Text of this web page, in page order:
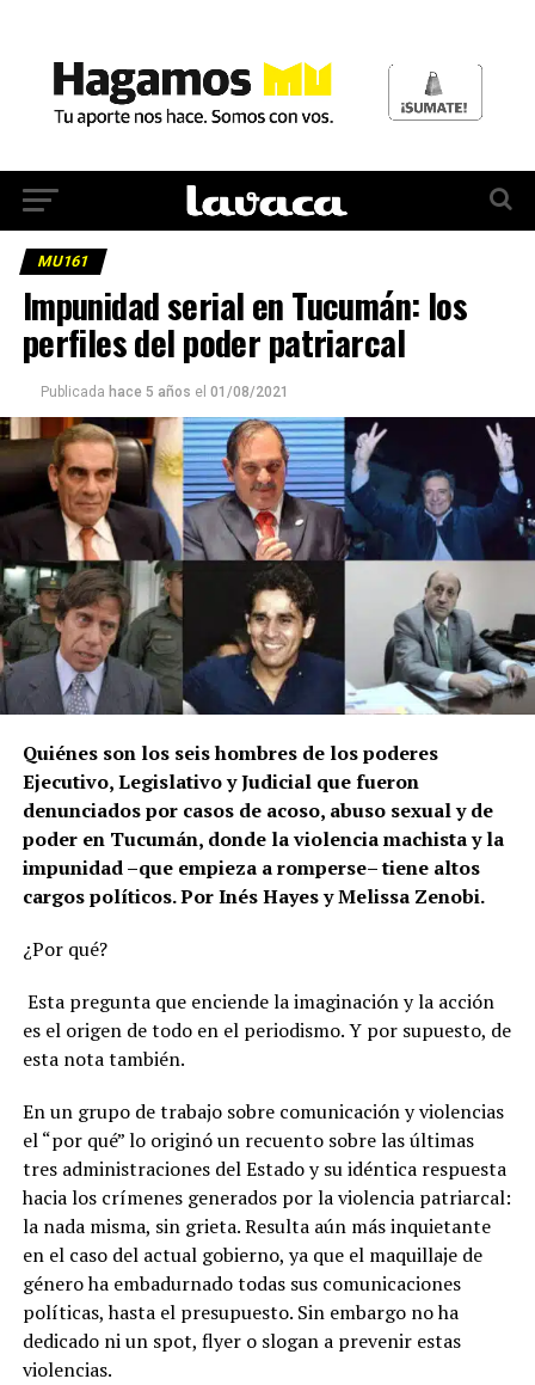
MU161
Impunidad serial en Tucumán: los
perfiles del poder patriarcal
Publicada hace 5 años el 01/08/2021
Quiénes son los seis hombres de los poderes
Ejecutivo, Legislativo y Judicial que fueron
denunciados por casos de acoso, abuso sexual y de
poder en Tucumán, donde la violencia machista y la
impunidad –que empieza a romperse– tiene altos
cargos políticos. Por Inés Hayes y Melissa Zenobi.
¿Por qué?
Esta pregunta que enciende la imaginación y la acción
es el origen de todo en el periodismo. Y por supuesto, de
esta nota también.
En un grupo de trabajo sobre comunicación y violencias
el “por qué” lo originó un recuento sobre las últimas
tres administraciones del Estado y su idéntica respuesta
hacia los crímenes generados por la violencia patriarcal:
la nada misma, sin grieta. Resulta aún más inquietante
en el caso del actual gobierno, ya que el maquillaje de
género ha embadurnado todas sus comunicaciones
políticas, hasta el presupuesto. Sin embargo no ha
dedicado ni un spot, flyer o slogan a prevenir estas
violencias.